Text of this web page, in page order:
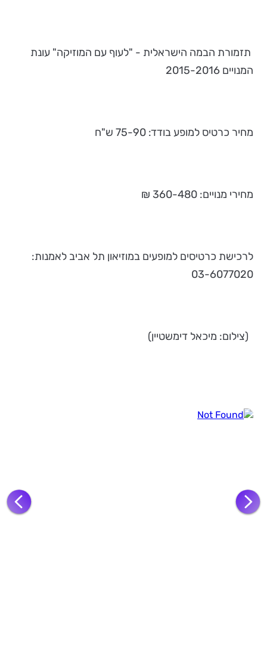
תזמורת הבמה הישראלית - "לעוף עם המוזיקה" עונת
המנויים 2015-2016
מחיר כרטיס למופע בודד: 75-90 ש"ח
מחירי מנויים: 360-480 ₪
לרכישת כרטיסים למופעים במוזיאון תל אביב לאמנות:
03-6077020
(צילום: מיכאל דימשטיין)